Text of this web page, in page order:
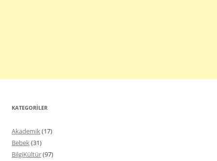
KATEGORILER
Akademik(17)
Bebek(31)
BilgiKültür(97)